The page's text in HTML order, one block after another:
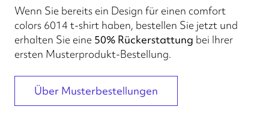
Wenn Sie bereits ein Design für einen comfort
colors 6014 t-shirt haben, bestellen Sie jetzt und
erhalten Sie eine 50% Rückerstattung bei Ihrer
ersten Musterprodukt-Bestellung.
Über Musterbestellungen